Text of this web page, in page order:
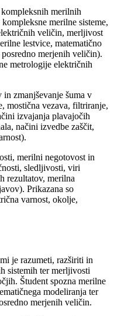
merilnih
merilne sisteme,
veličin, merljivost
lestvice, matematično
merjenih veličin).
metrologije električnih
zmanjševanje šuma v
mostična vezava, filtriranje,
izvajanja plavajočih
načini izvedbe zaščit,
merilni negotovost in
sledljivosti, viri
rezultatov, merilna
Prikazana so
varnost, okolje,
je razumeti, razširiti in
sistemih ter merljivosti
Študent spozna merilne
modeliranja ter
merjenih veličin.